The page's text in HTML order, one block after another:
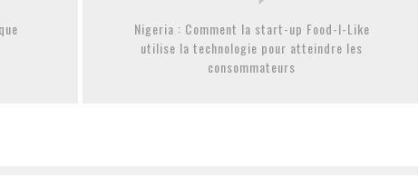
Nigeria : Comment la start-up Food-I-Like
utilise la technologie pour atteindre les
consommateurs